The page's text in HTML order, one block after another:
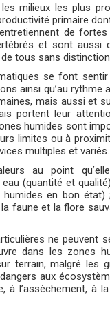
milieux les plus
primaire
de
et sont
tous sans
se font
ainsi qu’au
mais aussi et
portent leur
humides sont
limites ou à
multiples et variés.
au point
(quantité et
en bon
faune et la flore
ne peuvent
dans les zones
terrain, malgré les
aux
à l’assèchement, à